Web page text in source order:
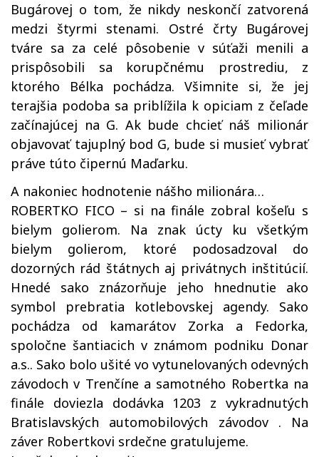
Bugárovej o tom, že nikdy neskončí zatvorená
medzi štyrmi stenami. Ostré črty Bugárovej
tváre sa za celé pôsobenie v súťaži menili a
prispôsobili sa korupčnému prostrediu, z
ktorého Bélka pochádza. Všimnite si, že jej
terajšia podoba sa priblížila k opiciam z čeľade
začínajúcej na G. Ak bude chcieť náš milionár
objavovať tajuplný bod G, bude si musieť vybrať
práve túto čipernú Maďarku.
A nakoniec hodnotenie nášho milionára…
ROBERTKO FICO – si na finále zobral košeľu s
bielym golierom. Na znak úcty ku všetkým
bielym golierom, ktoré podosadzoval do
dozorných rád štátnych aj privátnych inštitúcií.
Hnedé sako znázorňuje jeho hnednutie ako
symbol prebratia kotlebovskej agendy. Sako
pochádza od kamarátov Zorka a Fedorka,
spoločne šantiacich v známom podniku Donar
a.s.. Sako bolo ušité vo vytunelovaných odevných
závodoch v Trenčíne a samotného Robertka na
finále doviezla dodávka 1203 z vykradnutých
Bratislavských automobilových závodov . Na
záver Robertkovi srdečne gratulujeme.